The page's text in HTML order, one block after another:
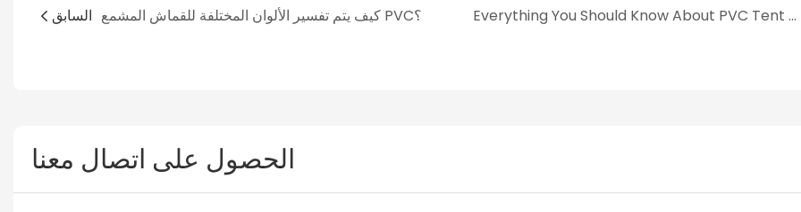
السابق كيف يتم تفسير الألوان المختلفة للقماش المشمع PVC؟ Everything You Should Know About PVC Tent Tarpaulin
الحصول على اتصال معنا